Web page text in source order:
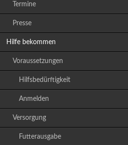
Termine
Presse
Hilfe bekommen
Voraussetzungen
Hilfsbedürftigkeit
Anmelden
Versorgung
Futterausgabe